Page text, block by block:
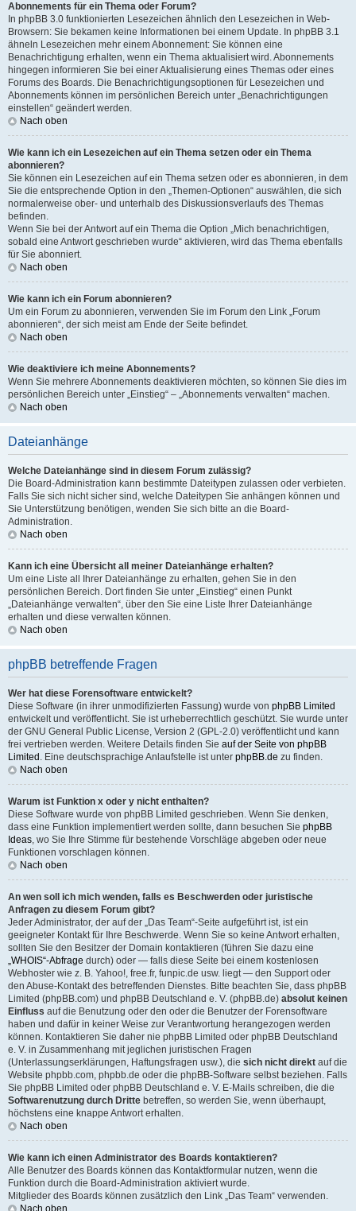
Abonnements für ein Thema oder Forum?
In phpBB 3.0 funktionierten Lesezeichen ähnlich den Lesezeichen in Web-
Browsern: Sie bekamen keine Informationen bei einem Update. In phpBB 3.1
ähneln Lesezeichen mehr einem Abonnement: Sie können eine
Benachrichtigung erhalten, wenn ein Thema aktualisiert wird. Abonnements
hingegen informieren Sie bei einer Aktualisierung eines Themas oder eines
Forums des Boards. Die Benachrichtigungsoptionen für Lesezeichen und
Abonnements können im persönlichen Bereich unter „Benachrichtigungen
einstellen“ geändert werden.
Nach oben
Wie kann ich ein Lesezeichen auf ein Thema setzen oder ein Thema
abonnieren?
Sie können ein Lesezeichen auf ein Thema setzen oder es abonnieren, in dem
Sie die entsprechende Option in den „Themen-Optionen“ auswählen, die sich
normalerweise ober- und unterhalb des Diskussionsverlaufs des Themas
befinden.
Wenn Sie bei der Antwort auf ein Thema die Option „Mich benachrichtigen,
sobald eine Antwort geschrieben wurde“ aktivieren, wird das Thema ebenfalls
für Sie abonniert.
Nach oben
Wie kann ich ein Forum abonnieren?
Um ein Forum zu abonnieren, verwenden Sie im Forum den Link „Forum
abonnieren“, der sich meist am Ende der Seite befindet.
Nach oben
Wie deaktiviere ich meine Abonnements?
Wenn Sie mehrere Abonnements deaktivieren möchten, so können Sie dies im
persönlichen Bereich unter „Einstieg“ – „Abonnements verwalten“ machen.
Nach oben
Dateianhänge
Welche Dateianhänge sind in diesem Forum zulässig?
Die Board-Administration kann bestimmte Dateitypen zulassen oder verbieten.
Falls Sie sich nicht sicher sind, welche Dateitypen Sie anhängen können und
Sie Unterstützung benötigen, wenden Sie sich bitte an die Board-
Administration.
Nach oben
Kann ich eine Übersicht all meiner Dateianhänge erhalten?
Um eine Liste all Ihrer Dateianhänge zu erhalten, gehen Sie in den
persönlichen Bereich. Dort finden Sie unter „Einstieg“ einen Punkt
„Dateianhänge verwalten“, über den Sie eine Liste Ihrer Dateianhänge
erhalten und diese verwalten können.
Nach oben
phpBB betreffende Fragen
Wer hat diese Forensoftware entwickelt?
Diese Software (in ihrer unmodifizierten Fassung) wurde von phpBB Limited
entwickelt und veröffentlicht. Sie ist urheberrechtlich geschützt. Sie wurde unter
der GNU General Public License, Version 2 (GPL-2.0) veröffentlicht und kann
frei vertrieben werden. Weitere Details finden Sie auf der Seite von phpBB
Limited . Eine deutschsprachige Anlaufstelle ist unter phpBB.de zu finden.
Nach oben
Warum ist Funktion x oder y nicht enthalten?
Diese Software wurde von phpBB Limited geschrieben. Wenn Sie denken,
dass eine Funktion implementiert werden sollte, dann besuchen Sie phpBB
Ideas, wo Sie Ihre Stimme für bestehende Vorschläge abgeben oder neue
Funktionen vorschlagen können.
Nach oben
An wen soll ich mich wenden, falls es Beschwerden oder juristische
Anfragen zu diesem Forum gibt?
Jeder Administrator, der auf der „Das Team“-Seite aufgeführt ist, ist ein
geeigneter Kontakt für Ihre Beschwerde. Wenn Sie so keine Antwort erhalten,
sollten Sie den Besitzer der Domain kontaktieren (führen Sie dazu eine
„WHOIS“-Abfrage durch) oder — falls diese Seite bei einem kostenlosen
Webhoster wie z. B. Yahoo!, free.fr, funpic.de usw. liegt — den Support oder
den Abuse-Kontakt des betreffenden Dienstes. Bitte beachten Sie, dass phpBB
Limited (phpBB.com) und phpBB Deutschland e. V. (phpBB.de) absolut keinen
Einfluss auf die Benutzung oder den oder die Benutzer der Forensoftware
haben und dafür in keiner Weise zur Verantwortung herangezogen werden
können. Kontaktieren Sie daher nie phpBB Limited oder phpBB Deutschland
e. V. in Zusammenhang mit jeglichen juristischen Fragen
(Unterlassungserklärungen, Haftungsfragen usw.), die sich nicht direkt auf die
Website phpbb.com, phpbb.de oder die phpBB-Software selbst beziehen. Falls
Sie phpBB Limited oder phpBB Deutschland e. V. E-Mails schreiben, die die
Softwarenutzung durch Dritte betreffen, so werden Sie, wenn überhaupt,
höchstens eine knappe Antwort erhalten.
Nach oben
Wie kann ich einen Administrator des Boards kontaktieren?
Alle Benutzer des Boards können das Kontaktformular nutzen, wenn die
Funktion durch die Board-Administration aktiviert wurde.
Mitglieder des Boards können zusätzlich den Link „Das Team“ verwenden.
Nach oben